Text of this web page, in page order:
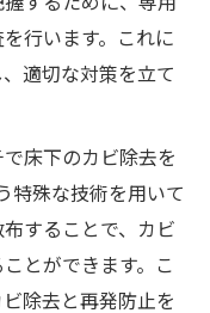
行います。これに
適切な対策を立て
床下のカビ除去を
特殊な技術を用いて
することで、カビ
とができます。こ
除去と再発防止を